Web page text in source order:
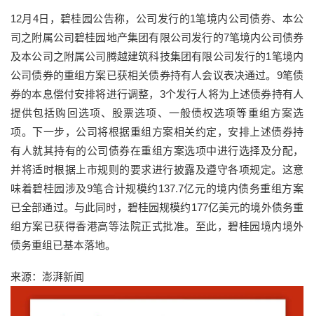
12月4日，碧桂园公告称，公司发行的1笔境内公司债券、本公
司之附属公司碧桂园地产集团有限公司发行的7笔境内公司债券
及本公司之附属公司腾越建筑科技集团有限公司发行的1笔境内
公司债券的重组方案已获相关债券持有人会议表决通过。9笔债
券的本息偿付安排将进行调整，3个发行人将为上述债券持有人
提供包括购回选项、股票选项、一般债权选项等重组方案选
项。下一步，公司将根据重组方案相关约定，安排上述债券持
有人就其持有的公司债券在重组方案选项中进行选择及分配，
并将适时根据上市规则的要求进行披露及遵守各项规定。这意
味着碧桂园涉及9笔合计规模约137.7亿元的境内债务重组方案
已全部通过。与此同时，碧桂园规模约177亿美元的境外债务重
组方案已获得香港高等法院正式批准。至此，碧桂园境内境外
债务重组已基本落地。
来源：澎湃新闻